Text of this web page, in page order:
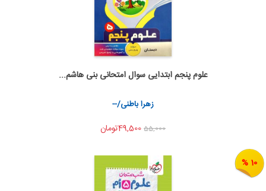
اضافه به سبد خرید
اشتراک گذاری
علوم پنجم ابتدایی سوال امتحانی بنی هاشم...
زهرا باطنی/--
55,000
10 %